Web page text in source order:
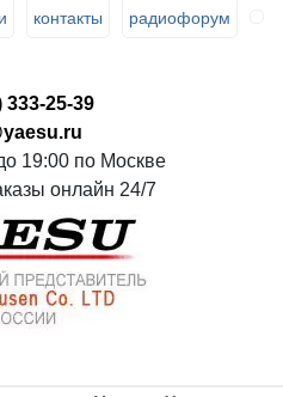
контакты радиофорум
333-25-39
19:00 по Москве
онлайн 24/7